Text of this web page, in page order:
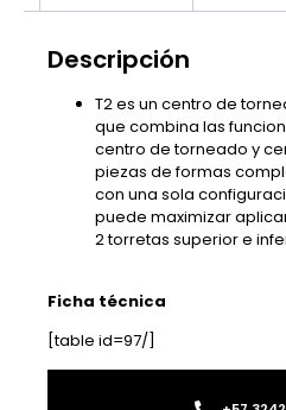
Descripción
T2 es un centro de
que combina las
centro de torneado y
piezas de formas
con una sola
puede maximizar
2 torretas superior e
Ficha técnica
[table id=97/]